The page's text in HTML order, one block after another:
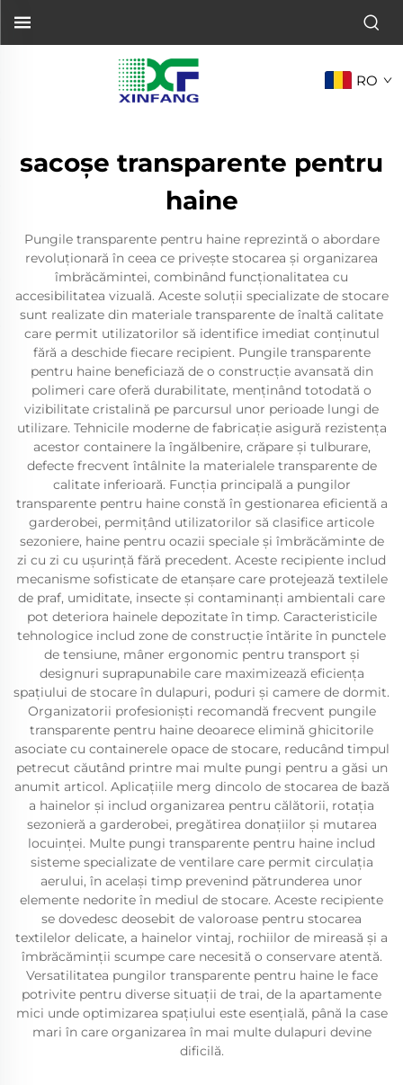
RO
sacoșe transparente pentru
haine
Pungile transparente pentru haine reprezintă o abordare
revoluționară în ceea ce privește stocarea și organizarea
îmbrăcămintei, combinând funcționalitatea cu
accesibilitatea vizuală. Aceste soluții specializate de stocare
sunt realizate din materiale transparente de înaltă calitate
care permit utilizatorilor să identifice imediat conținutul
fără a deschide fiecare recipient. Pungile transparente
pentru haine beneficiază de o construcție avansată din
polimeri care oferă durabilitate, menținând totodată o
vizibilitate cristalină pe parcursul unor perioade lungi de
utilizare. Tehnicile moderne de fabricație asigură rezistența
acestor containere la îngălbenire, crăpare și tulburare,
defecte frecvent întâlnite la materialele transparente de
calitate inferioară. Funcția principală a pungilor
transparente pentru haine constă în gestionarea eficientă a
garderobei, permițând utilizatorilor să clasifice articole
sezoniere, haine pentru ocazii speciale și îmbrăcăminte de
zi cu zi cu ușurință fără precedent. Aceste recipiente includ
mecanisme sofisticate de etanșare care protejează textilele
de praf, umiditate, insecte și contaminanți ambientali care
pot deteriora hainele depozitate în timp. Caracteristicile
tehnologice includ zone de construcție întărite în punctele
de tensiune, mâner ergonomic pentru transport și
designuri suprapunabile care maximizează eficiența
spațiului de stocare în dulapuri, poduri și camere de dormit.
Organizatorii profesioniști recomandă frecvent pungile
transparente pentru haine deoarece elimină ghicitorile
asociate cu containerele opace de stocare, reducând timpul
petrecut căutând printre mai multe pungi pentru a găsi un
anumit articol. Aplicațiile merg dincolo de stocarea de bază
a hainelor și includ organizarea pentru călătorii, rotația
sezonieră a garderobei, pregătirea donațiilor și mutarea
locuinței. Multe pungi transparente pentru haine includ
sisteme specializate de ventilare care permit circulația
aerului, în același timp prevenind pătrunderea unor
elemente nedorite în mediul de stocare. Aceste recipiente
se dovedesc deosebit de valoroase pentru stocarea
textilelor delicate, a hainelor vintaj, rochiilor de mireasă și a
îmbrăcăminții scumpe care necesită o conservare atentă.
Versatilitatea pungilor transparente pentru haine le face
potrivite pentru diverse situații de trai, de la apartamente
mici unde optimizarea spațiului este esențială, până la case
mari în care organizarea în mai multe dulapuri devine
dificilă.